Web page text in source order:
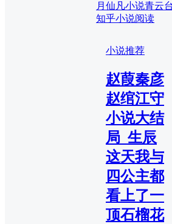
月仙凡小说青云台
知乎小说阅读
小说推荐
赵葭秦彦
赵绾江守
小说大结
局_生辰
这天我与
四公主都
看上了一
顶石榴花